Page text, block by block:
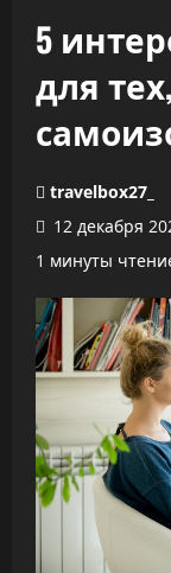
5
для
travelbox27_
12 декабря
1 минуты